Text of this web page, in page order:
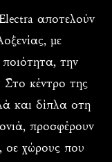
αποτελούν
με
ποιότητα, την
Στο κέντρο της
και δίπλα στη
προσφέρουν
σε χώρους που